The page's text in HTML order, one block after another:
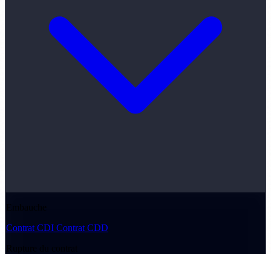
Embauche
Contrat CDI Contrat CDD
Rupture du contrat